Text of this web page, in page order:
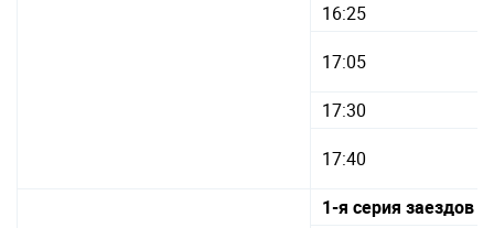
16:25
17:05
17:30
17:40
1-я серия заездов